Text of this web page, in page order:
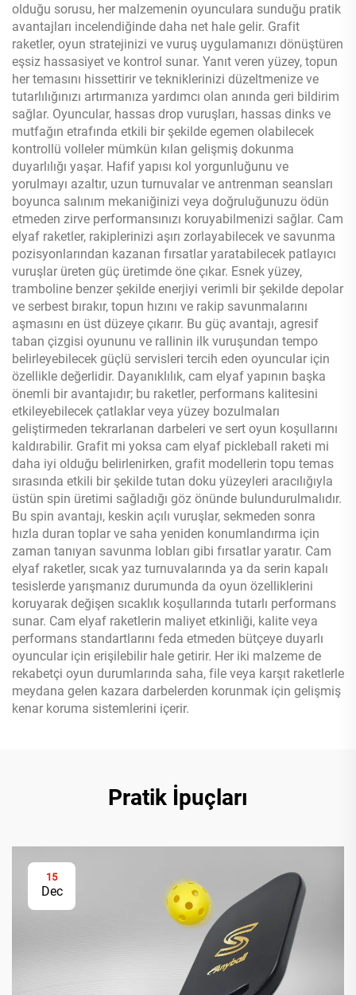
olduğu sorusu, her malzemenin oyunculara sunduğu pratik
avantajları incelendiğinde daha net hale gelir. Grafit
raketler, oyun stratejinizi ve vuruş uygulamanızı dönüştüren
eşsiz hassasiyet ve kontrol sunar. Yanıt veren yüzey, topun
her temasını hissettirir ve tekniklerinizi düzeltmenize ve
tutarlılığınızı artırmanıza yardımcı olan anında geri bildirim
sağlar. Oyuncular, hassas drop vuruşları, hassas dinks ve
mutfağın etrafında etkili bir şekilde egemen olabilecek
kontrollü volleler mümkün kılan gelişmiş dokunma
duyarlılığı yaşar. Hafif yapısı kol yorgunluğunu ve
yorulmayı azaltır, uzun turnuvalar ve antrenman seansları
boyunca salınım mekaniğinizi veya doğruluğunuzu ödün
etmeden zirve performansınızı koruyabilmenizi sağlar. Cam
elyaf raketler, rakiplerinizi aşırı zorlayabilecek ve savunma
pozisyonlarından kazanan fırsatlar yaratabilecek patlayıcı
vuruşlar üreten güç üretimde öne çıkar. Esnek yüzey,
tramboline benzer şekilde enerjiyi verimli bir şekilde depolar
ve serbest bırakır, topun hızını ve rakip savunmalarını
aşmasını en üst düzeye çıkarır. Bu güç avantajı, agresif
taban çizgisi oyununu ve rallinin ilk vuruşundan tempo
belirleyebilecek güçlü servisleri tercih eden oyuncular için
özellikle değerlidir. Dayanıklılık, cam elyaf yapının başka
önemli bir avantajıdır; bu raketler, performans kalitesini
etkileyebilecek çatlaklar veya yüzey bozulmaları
geliştirmeden tekrarlanan darbeleri ve sert oyun koşullarını
kaldırabilir. Grafit mi yoksa cam elyaf pickleball raketi mi
daha iyi olduğu belirlenirken, grafit modellerin topu temas
sırasında etkili bir şekilde tutan doku yüzeyleri aracılığıyla
üstün spin üretimi sağladığı göz önünde bulundurulmalıdır.
Bu spin avantajı, keskin açılı vuruşlar, sekmeden sonra
hızla duran toplar ve saha yeniden konumlandırma için
zaman tanıyan savunma lobları gibi fırsatlar yaratır. Cam
elyaf raketler, sıcak yaz turnuvalarında ya da serin kapalı
tesislerde yarışmanız durumunda da oyun özelliklerini
koruyarak değişen sıcaklık koşullarında tutarlı performans
sunar. Cam elyaf raketlerin maliyet etkinliği, kalite veya
performans standartlarını feda etmeden bütçeye duyarlı
oyuncular için erişilebilir hale getirir. Her iki malzeme de
rekabetçi oyun durumlarında saha, file veya karşıt raketlerle
meydana gelen kazara darbelerden korunmak için gelişmiş
kenar koruma sistemlerini içerir.
Pratik İpuçları
15
Dec